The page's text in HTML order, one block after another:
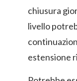
chiusura
livello
estensione